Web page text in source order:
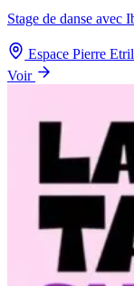
Stage de danse
Espace Pierre
Voir